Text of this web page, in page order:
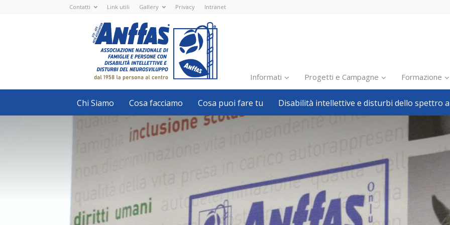
Contatti Link utili Gallery Privacy Intranet
Nazionale
ETS
-
APS
Associazione
Nazionale
di
Famiglie
e
con
disabilità
intellettive
neurosviluppo
Informati
Inclusione scolastica
Inclusione lavorativa
Politiche sociali
Pillole
Formazione
Avvisi, bandi
Welfare locale
Progetti e Campagne Formazione
Chi Siamo Cosa facciamo Cosa puoi fare tu Disabilità intellettive e disturbi dello spettro